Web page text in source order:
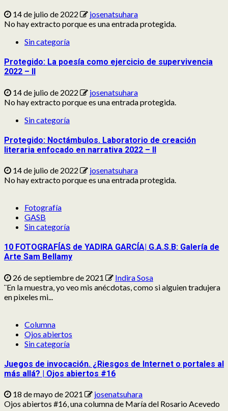
14 de julio de 2022
josenatsuhara
No hay extracto porque es una entrada protegida.
Sin categoría
Protegido: La poesía como ejercicio de supervivencia
2022 – II
14 de julio de 2022
josenatsuhara
No hay extracto porque es una entrada protegida.
Sin categoría
Protegido: Noctámbulos. Laboratorio de creación
literaria enfocado en narrativa 2022 – II
14 de julio de 2022
josenatsuhara
No hay extracto porque es una entrada protegida.
Fotografía
GASB
Sin categoría
10 FOTOGRAFÍAS de YADIRA GARCÍA| G.A.S.B: Galería de
Arte Sam Bellamy
26 de septiembre de 2021
Indira Sosa
¨En la muestra, yo veo mis anécdotas, como si alguien tradujera
en pixeles mi...
Columna
Ojos abiertos
Sin categoría
Juegos de invocación. ¿Riesgos de Internet o portales al
más allá? | Ojos abiertos #16
18 de mayo de 2021
josenatsuhara
Ojos abiertos #16, una columna de María del Rosario Acevedo